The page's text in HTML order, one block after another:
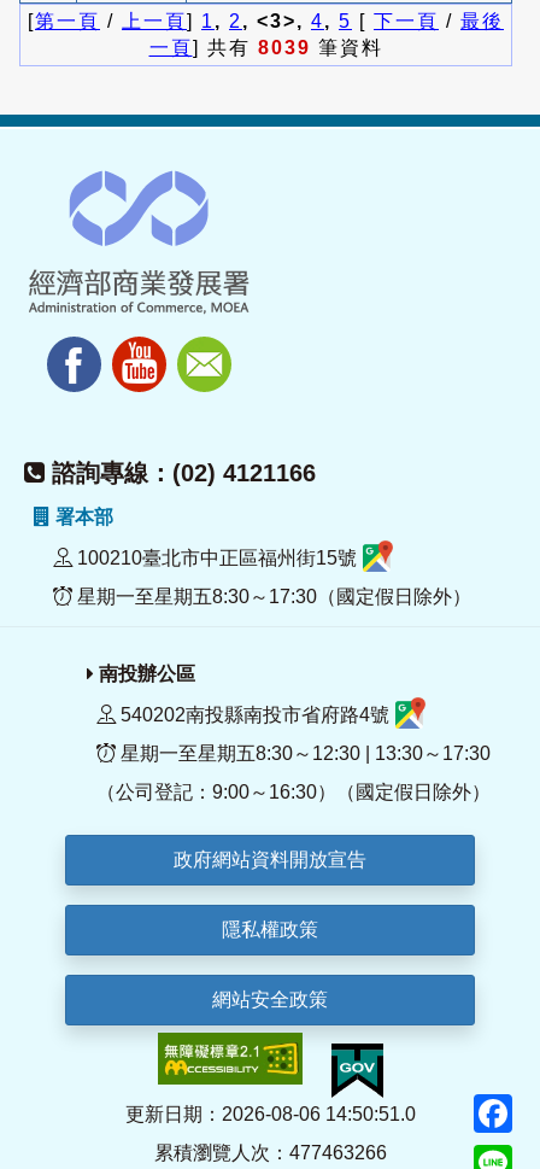
[第一頁 / 上一頁] 1 , 2 , <3>, 4, 5 [ 下一頁 / 最後
一頁] 共有 8039 筆資料
諮詢專線：(02) 4121166
署本部
100210臺北市中正區福州街15號
星期一至星期五8:30～17:30（國定假日除外）
南投辦公區
540202南投縣南投市省府路4號
星期一至星期五8:30～12:30 | 13:30～17:30
（公司登記：9:00～16:30）（國定假日除外）
政府網站資料開放宣告
隱私權政策
網站安全政策
更新日期：2026-08-06 14:50:51.0
累積瀏覽人次：477463266